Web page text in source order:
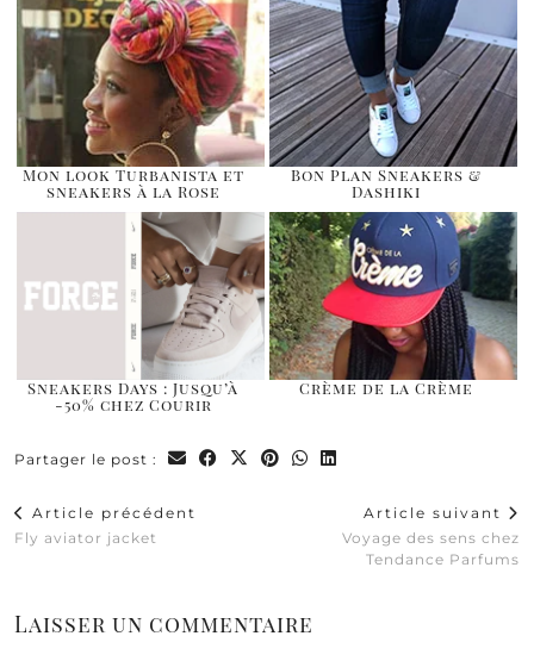
Mon look Turbanista et
sneakers à la Rose
Bon Plan Sneakers &
Dashiki
Sneakers Days : Jusqu’à
-50% chez Courir
Crème de la Crème
Partager le post :
Article précédent
Fly aviator jacket
Article suivant
Voyage des sens chez
Tendance Parfums
Laisser un commentaire